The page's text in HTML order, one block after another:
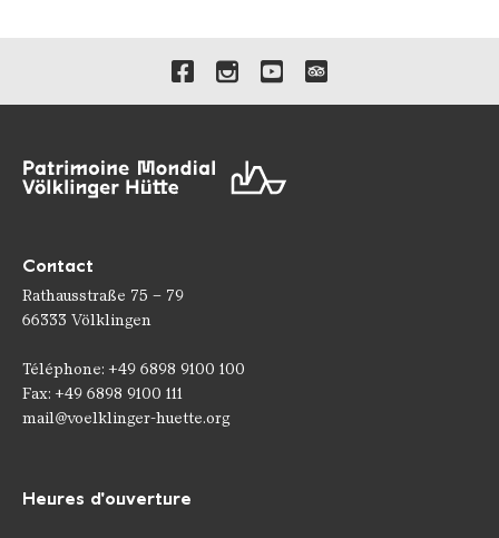
Liens vers nos canaux de
Contact
Rathausstraße 75 – 79
66333 Völklingen
Téléphone: +49 6898 9100 100
Fax: +49 6898 9100 111
mail@voelklinger-huette.org
Heures d'ouverture